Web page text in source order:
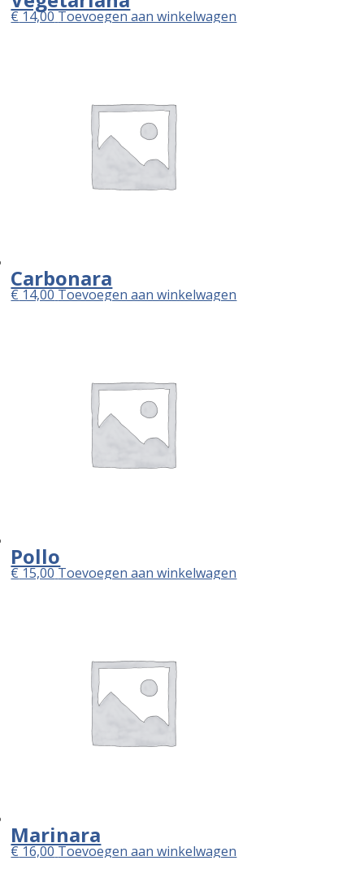
€14,00Toevoegen aan winkelwagen
Carbonara
€14,00Toevoegen aan winkelwagen
Pollo
€15,00Toevoegen aan winkelwagen
Marinara
€16,00Toevoegen aan winkelwagen